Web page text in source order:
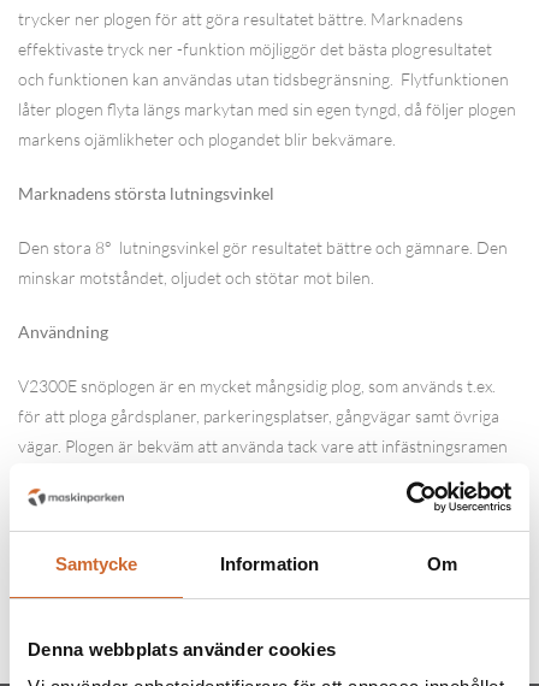
Samtycke Information Om
Denna webbplats använder cookies
trycker ner plogen för att göra resultatet bättre. Marknadens
effektivaste tryck ner -funktion möjliggör det bästa plogresultatet
och funktionen kan användas utan tidsbegränsning. Flytfunktionen
låter plogen flyta längs markytan med sin egen tyngd, då följer plogen
markens ojämlikheter och plogandet blir bekvämare.
Marknadens största lutningsvinkel
Den stora 8° lutningsvinkel gör resultatet bättre och gämnare. Den
minskar motståndet, oljudet och stötar mot bilen.
Användning
V2300E snöplogen är en mycket mångsidig plog, som används t.ex.
för att ploga gårdsplaner, parkeringsplatser, gångvägar samt övriga
vägar. Plogen är bekväm att använda tack vare att infästningsramen
minskar motståndet.
FC Snöplogarna är av hög kvalité och ett utmärkt val när det gäller att